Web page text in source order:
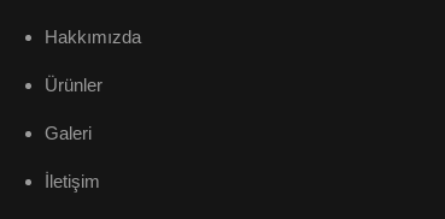
Hakkımızda
Ürünler
Galeri
İletişim